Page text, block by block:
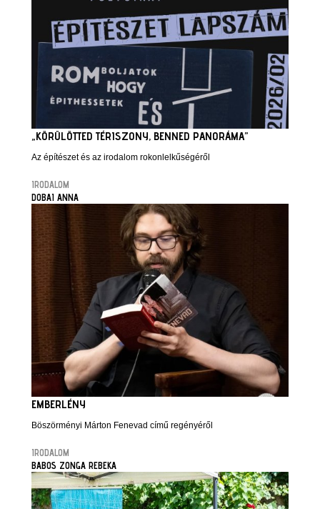
„KÖRÜLÖTTED TÉRISZONY, BENNED PANORÁMA”
Az építészet és az irodalom rokonlelkűségéről
IRODALOM
DOBAI ANNA
EMBERLÉNY
Böszörményi Márton Fenevad című regényéről
IRODALOM
BABOS ZONGA REBEKA